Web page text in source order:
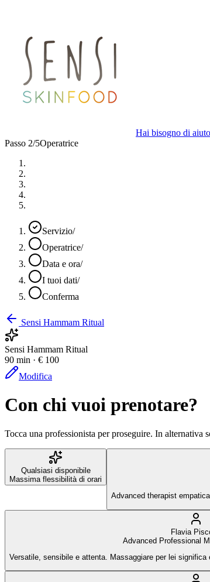
Hai bisogno di
Passo 2/5Operatrice
Servizio/
Operatrice/
Data e ora/
I tuoi dati/
Conferma
Sensi Hammam Ritual
Sensi Hammam Ritual
90 min · € 100
Modifica
Con chi vuoi prenotare?
Tocca una professionista per proseguire. In alternativa
Qualsiasi disponibile
Massima flessibilità di orari
Advanced therapist
Flavia
Advanced Professional
Versatile, sensibile e attenta. Massaggiare per lei